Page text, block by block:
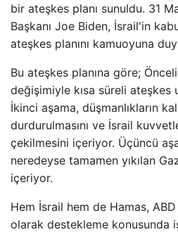
bir ateşkes planı sunuldu. 31
Başkanı Joe Biden, İsrail'in
ateşkes planını kamuoyuna
Bu ateşkes planına göre;
değişimiyle kısa süreli ateşkes
İkinci aşama, düşmanlıkların
durdurulmasını ve İsrail
çekilmesini içeriyor. Üçüncü
neredeyse tamamen yıkılan
içeriyor.
Hem İsrail hem de Hamas,
olarak destekleme konusunda